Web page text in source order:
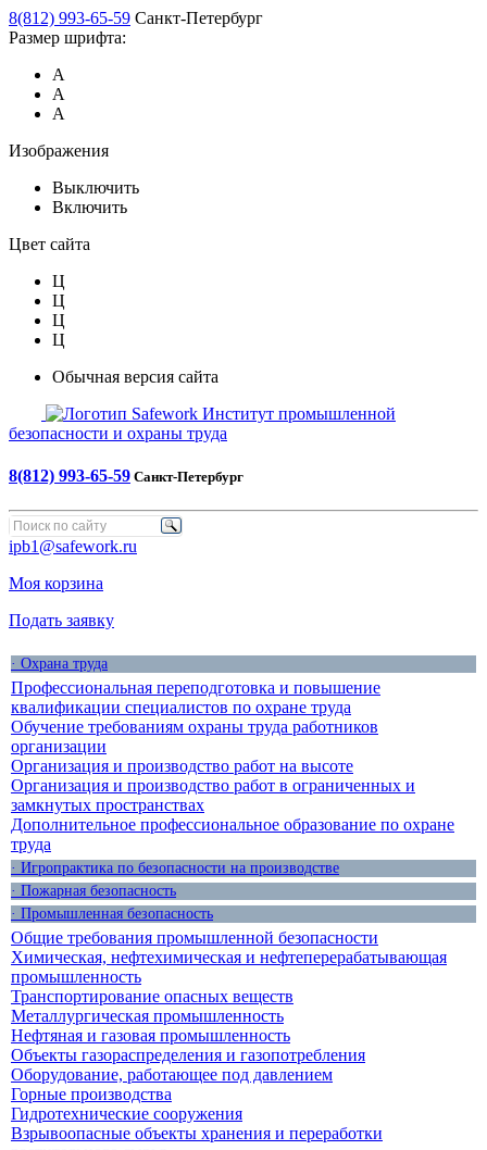
8(812) 993-65-59 Санкт-Петербург
Размер шрифта:
А
А
А
Изображения
Выключить
Включить
Цвет сайта
Ц
Ц
Ц
Ц
Обычная версия сайта
Safework Институт промышленной
безопасности и охраны труда
8(812) 993-65-59 Санкт-Петербург
ipb1@safework.ru
Моя корзина
Подать заявку
· Охрана труда
Профессиональная переподготовка и повышение
квалификации специалистов по охране труда
Обучение требованиям охраны труда работников
организации
Организация и производство работ на высоте
Организация и производство работ в ограниченных и
замкнутых пространствах
Дополнительное профессиональное образование по охране
труда
· Игропрактика по безопасности на производстве
· Пожарная безопасность
· Промышленная безопасность
Общие требования промышленной безопасности
Химическая, нефтехимическая и нефтеперерабатывающая
промышленность
Транспортирование опасных веществ
Металлургическая промышленность
Нефтяная и газовая промышленность
Объекты газораспределения и газопотребления
Оборудование, работающее под давлением
Горные производства
Гидротехнические сооружения
Взрывоопасные объекты хранения и переработки